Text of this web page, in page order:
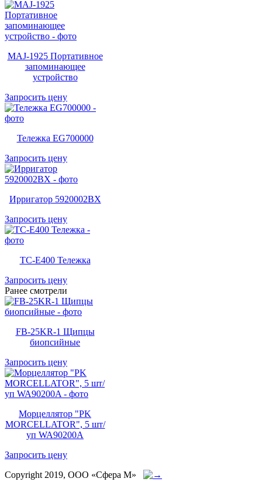
MAJ-1925 Портативное
запоминающее
устройство
Запросить цену
Тележка EG700000
Запросить цену
Ирригатор 5920002BX
Запросить цену
TC-E400 Тележка
Запросить цену
Ранее смотрели
FB-25KR-1 Щипцы
биопсийные
Запросить цену
Морцеллятор "PK
MORCELLATOR", 5 шт/
уп WA90200A
Запросить цену
Copyright 2019, ООО «Сфера М»